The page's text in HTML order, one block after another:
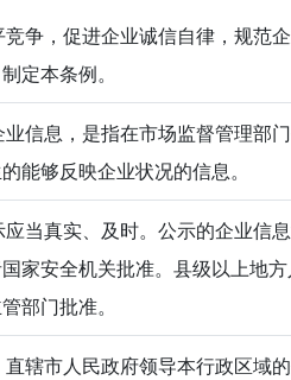
争，促进企业诚信自律，规范
定本条例。
信息，是指在市场监督管理部
能够反映企业状况的信息。
当真实、及时。公示的企业信
家安全机关批准。县级以上地
部门批准。
辖市人民政府领导本行政区域